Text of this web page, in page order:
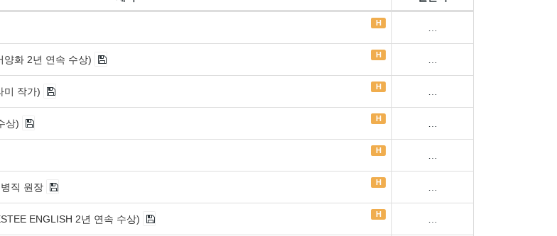
H
양화 2년 연속 수상) H
미 작가) H
상) H
H
직 원장 H
ENGLISH 2년 연속 수상) H